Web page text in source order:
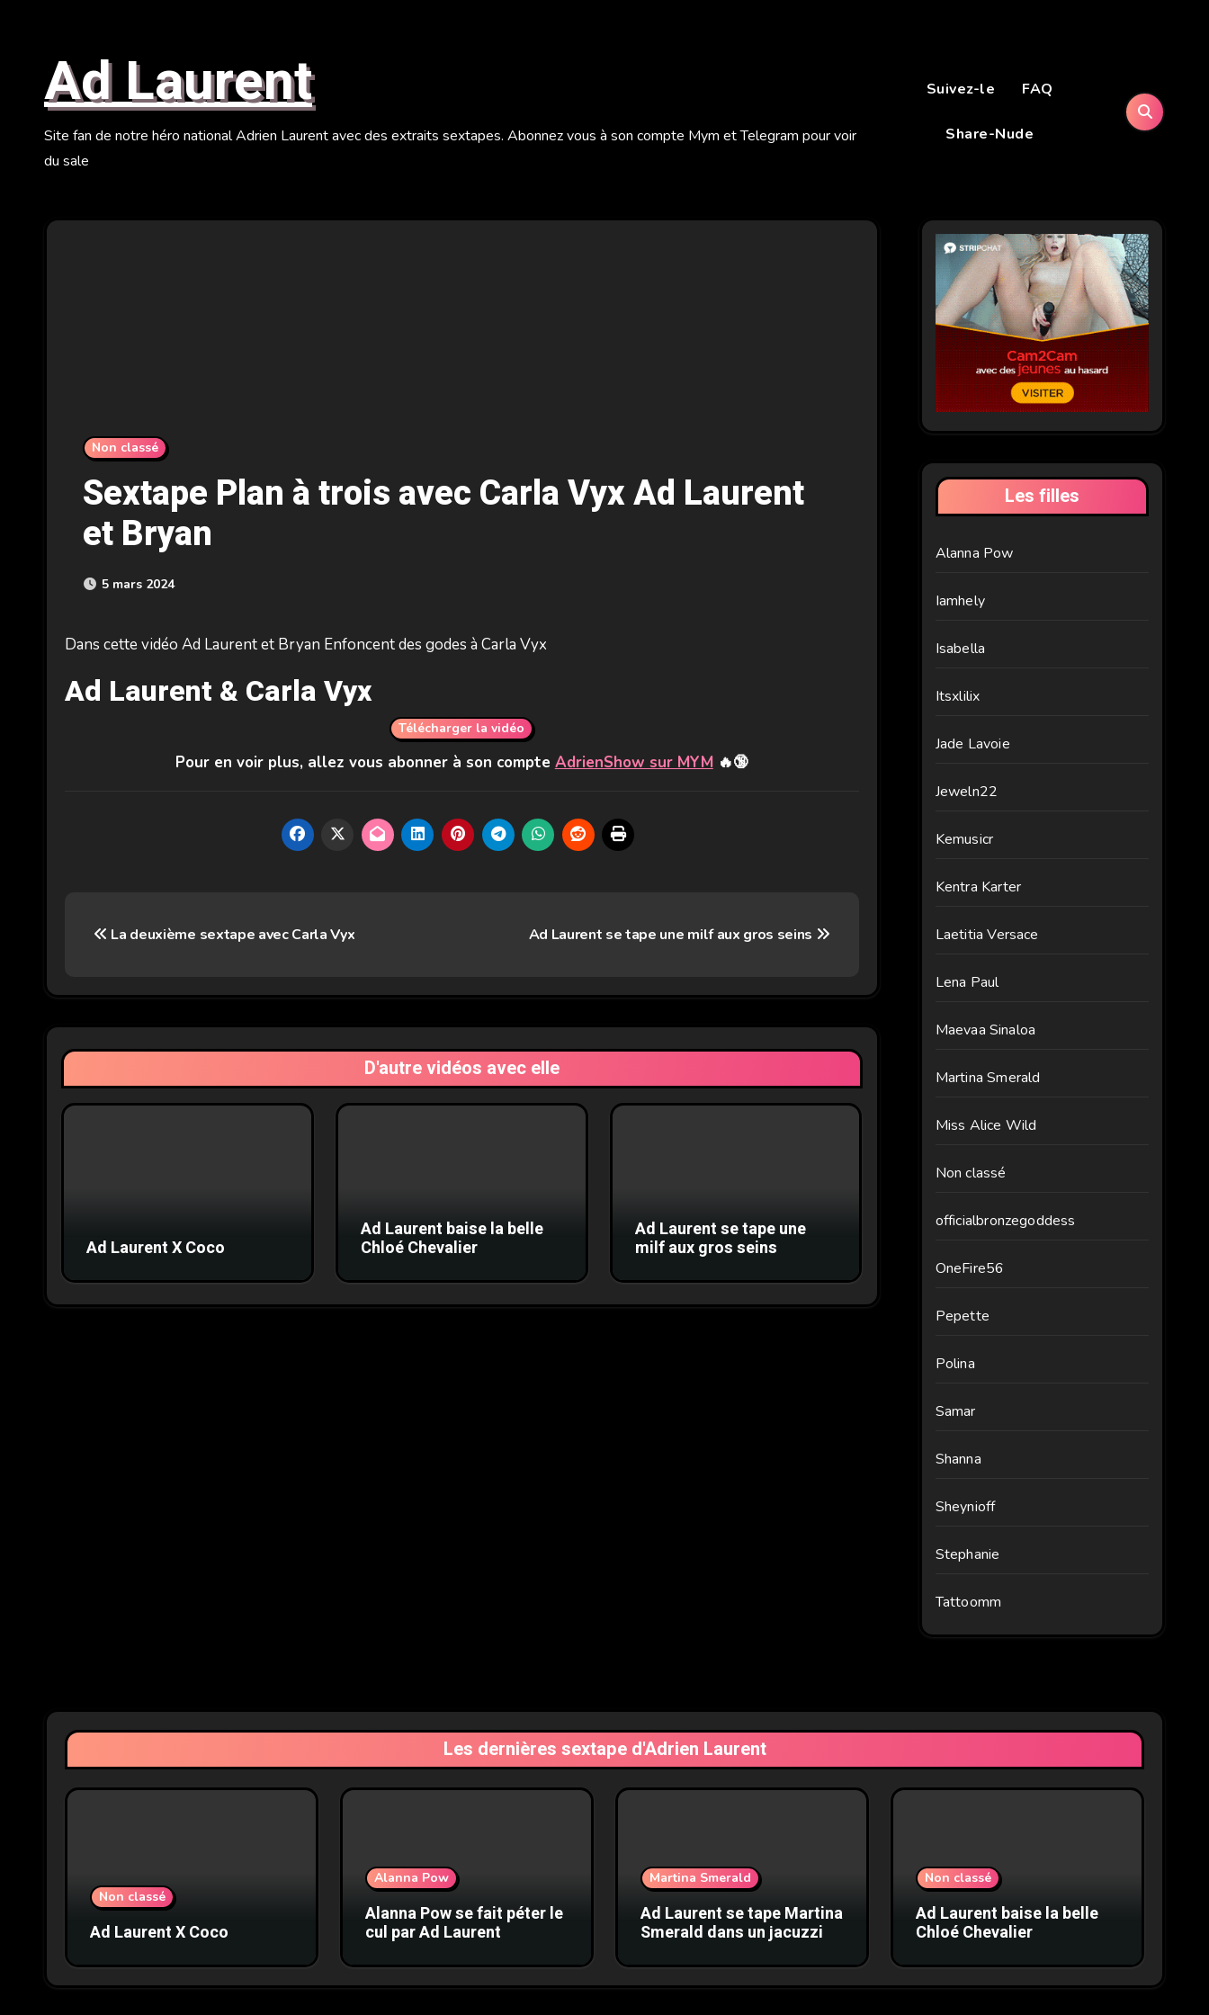
Ad Laurent
Site fan de notre héro national Adrien Laurent avec des extraits sextapes. Abonnez vous à son compte Mym et Telegram pour voir
du sale
Suivez-le FAQ
Share-Nude
Non classé
Sextape Plan à trois avec Carla Vyx Ad Laurent
et Bryan
5 mars 2024
Dans cette vidéo Ad Laurent et Bryan Enfoncent des godes à Carla Vyx
Ad Laurent & Carla Vyx
Télécharger la vidéo
Pour en voir plus, allez vous abonner à son compte AdrienShow sur MYM🔥🔞
de
l’article
La deuxième sextape avec Carla Vyx Ad Laurent se tape une milf aux gros seins
D'autre vidéos avec elle
Ad Laurent X Coco
Ad Laurent baise la belle
Chloé Chevalier
Ad Laurent se tape une
milf aux gros seins
Les filles
Alanna Pow
Iamhely
Isabella
Itsxlilix
Jade Lavoie
Jeweln22
Kemusicr
Kentra Karter
Laetitia Versace
Lena Paul
Maevaa Sinaloa
Martina Smerald
Miss Alice Wild
Non classé
officialbronzegoddess
OneFire56
Pepette
Polina
Samar
Shanna
Sheynioff
Stephanie
Tattoomm
Les dernières sextape d'Adrien Laurent
Non classé
Ad Laurent X Coco
Alanna Pow
Alanna Pow se fait péter le
cul par Ad Laurent
Martina Smerald
Ad Laurent se tape Martina
Smerald dans un jacuzzi
Non classé
Ad Laurent baise la belle
Chloé Chevalier